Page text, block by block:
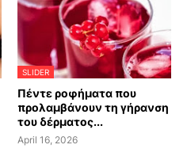
SLIDER
Πέντε ροφήματα που
προλαμβάνουν τη γήρανση
του δέρματος...
April 16, 2026